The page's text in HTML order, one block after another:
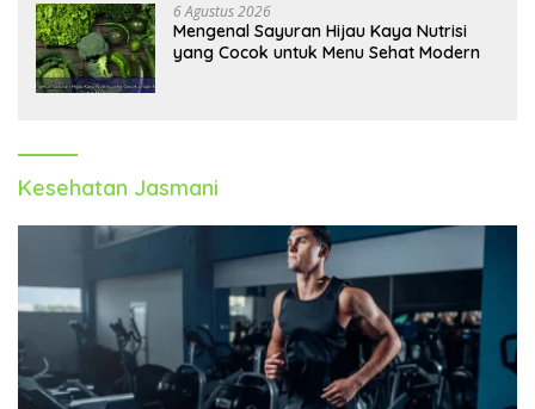
6 Agustus 2026
Mengenal Sayuran Hijau Kaya Nutrisi
yang Cocok untuk Menu Sehat Modern
Kesehatan Jasmani